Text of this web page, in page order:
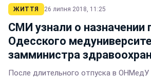
ЖИТТЯ 26 липня 2018, 11:25
СМИ узнали о назначении
Одесского
замминистра
После длительного отпуска в ОНМедУ